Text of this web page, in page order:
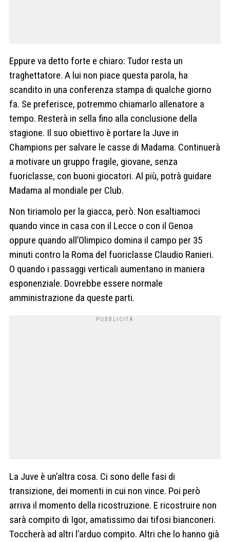
Eppure va detto forte e chiaro: Tudor resta un
traghettatore. A lui non piace questa parola, ha
scandito in una conferenza stampa di qualche giorno
fa. Se preferisce, potremmo chiamarlo allenatore a
tempo. Resterà in sella fino alla conclusione della
stagione. Il suo obiettivo è portare la Juve in
Champions per salvare le casse di Madama. Continuerà
a motivare un gruppo fragile, giovane, senza
fuoriclasse, con buoni giocatori. Al più, potrà guidare
Madama al mondiale per Club.
Non tiriamolo per la giacca, però. Non esaltiamoci
quando vince in casa con il Lecce o con il Genoa
oppure quando all’Olimpico domina il campo per 35
minuti contro la Roma del fuoriclasse Claudio Ranieri.
O quando i passaggi verticali aumentano in maniera
esponenziale. Dovrebbe essere normale
amministrazione da queste parti.
La Juve è un’altra cosa. Ci sono delle fasi di
transizione, dei momenti in cui non vince. Poi però
arriva il momento della ricostruzione. E ricostruire non
sarà compito di Igor, amatissimo dai tifosi bianconeri.
Toccherà ad altri l’arduo compito. Altri che lo hanno già